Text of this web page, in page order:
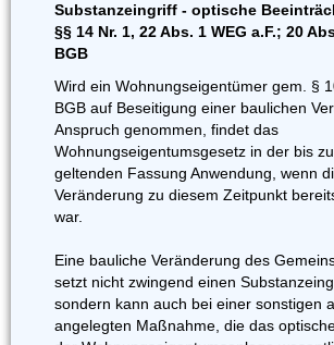
Substanzeingriff - optische
§§ 14 Nr. 1, 22 Abs. 1 WEG a.F.; 20
BGB
Wird ein Wohnungseigentümer gem. §
BGB auf Beseitigung einer baulichen
Anspruch genommen, findet das
Wohnungseigentumsgesetz in der bis
geltenden Fassung Anwendung, wenn
Veränderung zu diesem Zeitpunkt
war.
Eine bauliche Veränderung des
setzt nicht zwingend einen
sondern kann auch bei einer sonstigen
angelegten Maßnahme, die das